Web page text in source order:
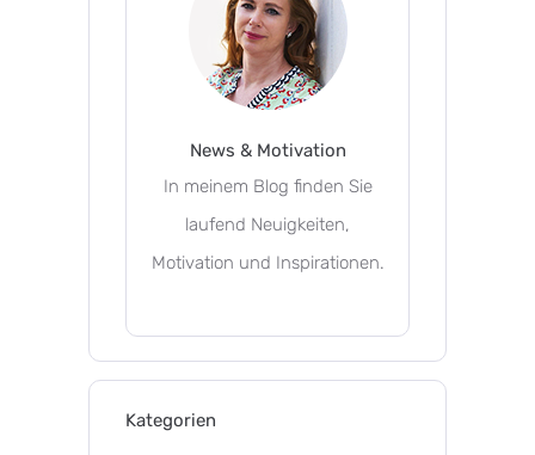
News & Motivation
In meinem Blog finden Sie
laufend Neuigkeiten,
Motivation und Inspirationen.
Kategorien